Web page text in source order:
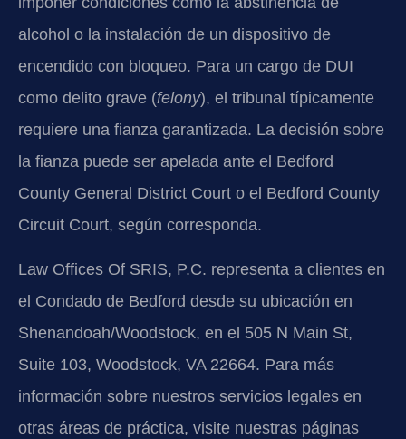
alcohol o la instalación de un dispositivo de
encendido con bloqueo. Para un cargo de DUI
como delito grave (felony), el tribunal típicamente
requiere una fianza garantizada. La decisión sobre
la fianza puede ser apelada ante el Bedford
County General District Court o el Bedford County
Circuit Court, según corresponda.
Law Offices Of SRIS, P.C. representa a clientes en
el Condado de Bedford desde su ubicación en
Shenandoah/Woodstock, en el 505 N Main St,
Suite 103, Woodstock, VA 22664. Para más
información sobre nuestros servicios legales en
otras áreas de práctica, visite nuestras páginas